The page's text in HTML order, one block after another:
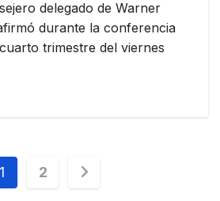
delegado de Warner
durante la conferencia
trimestre del viernes
1 2